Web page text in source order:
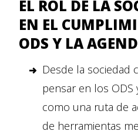
EL ROL DE LA
EN EL
ODS Y LA
Desde la sociedad
pensar en los ODS
como una ruta de
de herramientas